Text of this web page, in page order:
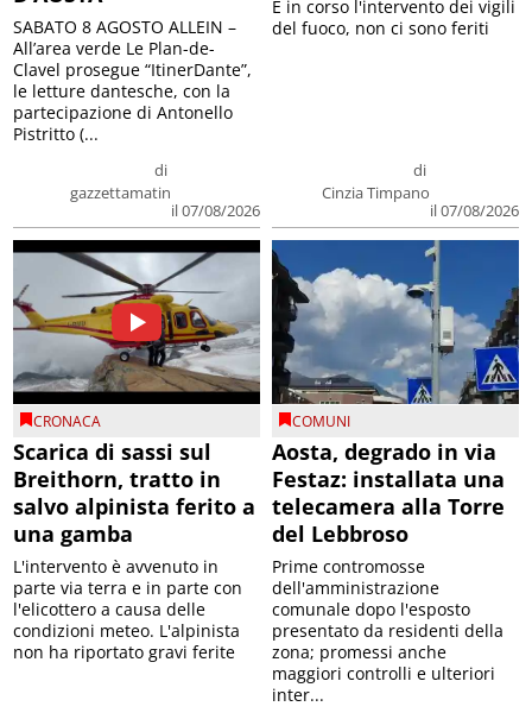
di
gazzettamatin
il 07/08/2026
SABATO 8 AGOSTO ALLEIN –
All’area verde Le Plan-de-
Clavel prosegue “ItinerDante”,
le letture dantesche, con la
partecipazione di Antonello
Pistritto (...
di
Cinzia Timpano
il 07/08/2026
E in corso l'intervento dei vigili
del fuoco, non ci sono feriti
CRONACA
Scarica di sassi sul
Breithorn, tratto in
salvo alpinista ferito a
una gamba
L'intervento è avvenuto in
parte via terra e in parte con
l'elicottero a causa delle
condizioni meteo. L'alpinista
non ha riportato gravi ferite
COMUNI
Aosta, degrado in via
Festaz: installata una
telecamera alla Torre
del Lebbroso
Prime contromosse
dell'amministrazione
comunale dopo l'esposto
presentato da residenti della
zona; promessi anche
maggiori controlli e ulteriori
inter...